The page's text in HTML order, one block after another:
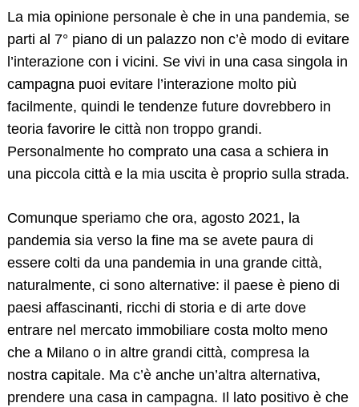
La mia opinione personale è che in una pandemia, se
parti al 7° piano di un palazzo non c’è modo di evitare
l’interazione con i vicini. Se vivi in una casa singola in
campagna puoi evitare l’interazione molto più
facilmente, quindi le tendenze future dovrebbero in
teoria favorire le città non troppo grandi.
Personalmente ho comprato una casa a schiera in
una piccola città e la mia uscita è proprio sulla strada.
Comunque speriamo che ora, agosto 2021, la
pandemia sia verso la fine ma se avete paura di
essere colti da una pandemia in una grande città,
naturalmente, ci sono alternative: il paese è pieno di
paesi affascinanti, ricchi di storia e di arte dove
entrare nel mercato immobiliare costa molto meno
che a Milano o in altre grandi città, compresa la
nostra capitale. Ma c’è anche un’altra alternativa,
prendere una casa in campagna. Il lato positivo è che